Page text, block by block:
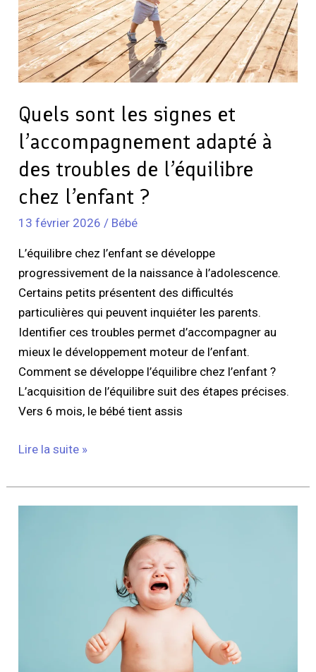
Quels sont les signes et
l’accompagnement adapté à
des troubles de l’équilibre
chez l’enfant ?
13 février 2026/ Bébé
L’équilibre chez l’enfant se développe
progressivement de la naissance à l’adolescence.
Certains petits présentent des difficultés
particulières qui peuvent inquiéter les parents.
Identifier ces troubles permet d’accompagner au
mieux le développement moteur de l’enfant.
Comment se développe l’équilibre chez l’enfant ?
L’acquisition de l’équilibre suit des étapes précises.
Vers 6 mois, le bébé tient assis
l’accompagnement
adapté
à
des
troubles
de
l’équilibre
chez
l’enfant
Lire la suite »